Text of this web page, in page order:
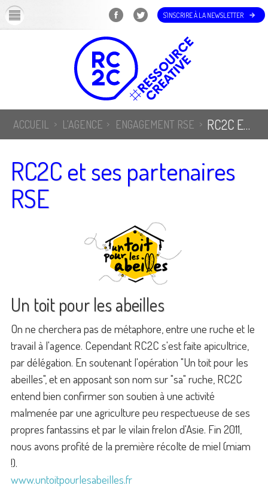
S'INSCRIRE À LA NEWSLETTER
ACCUEIL L'AGENCE ENGAGEMENT RSE RC2C ET SES PARTENAIRES RSE
RC2C et ses partenaires
RSE
Un toit pour les abeilles
On ne cherchera pas de métaphore, entre une ruche et le
travail à l'agence. Cependant RC2C s'est faite apicultrice,
par délégation. En soutenant l'opération "Un toit pour les
abeilles", et en apposant son nom sur "sa" ruche, RC2C
entend bien confirmer son soutien à une activité
malmenée par une agriculture peu respectueuse de ses
propres fantassins et par le vilain frelon d'Asie. Fin 2011,
nous avons profité de la première récolte de miel (miam
!).
www.untoitpourlesabeilles.fr